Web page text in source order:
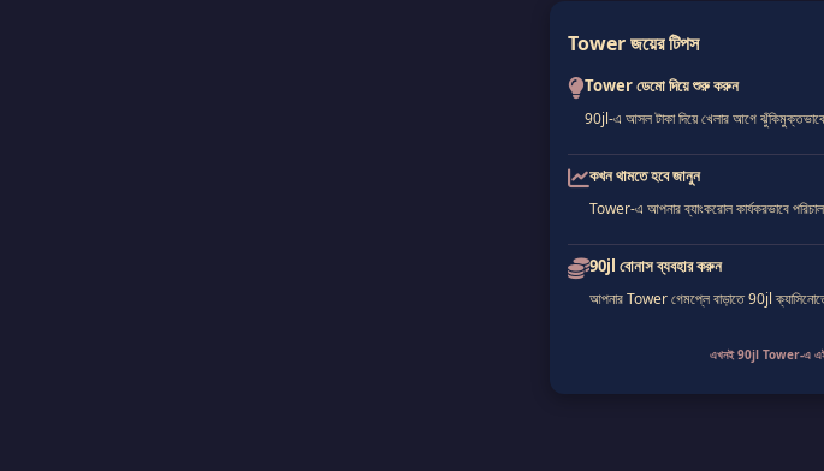
Tower জয়ের টিপস
Tower ডেমো দিয়ে শুরু করুন
90jl-এ আসল টাকা দিয়ে খেলার আগে
কখন থামতে হবে জানুন
Tower-এ আপনার ব্যাংকরোল কার্যকরভাবে
90jl বোনাস ব্যবহার করুন
আপনার Tower গেমপ্লে বাড়াতে 90jl
এখনই 90jl Tower-এ এই